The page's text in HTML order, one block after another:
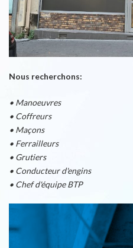
Nous recherchons:
• Manoeuvres
• Coffreurs
• Maçons
• Ferrailleurs
• Grutiers
• Conducteur d'engins
• Chef d'équipe BTP